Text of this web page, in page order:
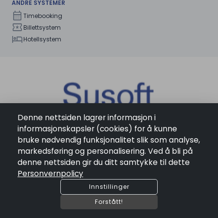
ANDRE SYSTEMER
calendar_month Timebooking
local_activity Billettsystem
hotelHotellsystem
Om oss
Storebotn 11 , 5309 Kleppestø
support@susoft.com
+4797099500
ORG. NR: 931456237
Denne nettsiden lagrer informasjon i
informasjonskapsler (cookies) for å kunne
bruke nødvendig funksjonalitet slik som analyse,
markedsføring og personalisering. Ved å bli på
denne nettsiden gir du ditt samtykke til dette
Personvernpolicy
Innstillinger
Forstått!